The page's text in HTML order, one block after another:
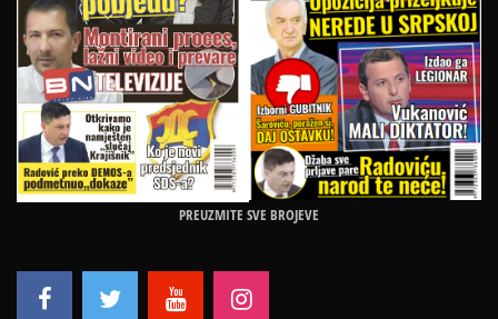
PREUZMITE SVE BROJEVE